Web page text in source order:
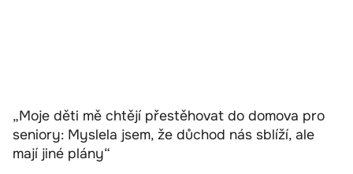
„Moje děti mě chtějí přestěhovat do domova pro
seniory: Myslela jsem, že důchod nás sblíží, ale
mají jiné plány“